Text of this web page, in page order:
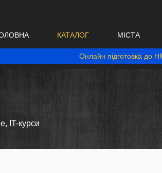
КАТАЛОГ МІСТА
Онлайн підготовка до
IT-курси